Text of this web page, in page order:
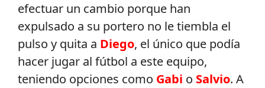
efectuar un cambio porque han
expulsado a su portero no le tiembla el
pulso y quita a Diego, el único que podía
hacer jugar al fútbol a este equipo,
teniendo opciones como Gabi o Salvio. A